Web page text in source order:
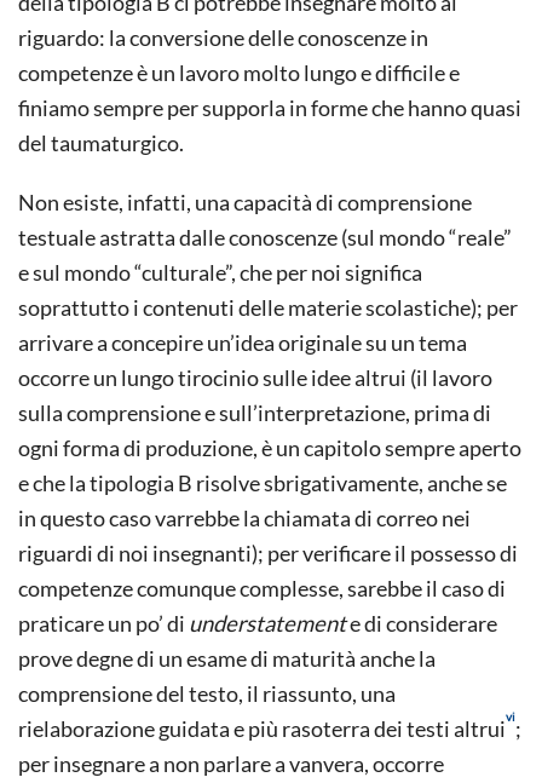
riguardo: la conversione delle conoscenze in
competenze è un lavoro molto lungo e difficile e
finiamo sempre per supporla in forme che hanno quasi
del taumaturgico.
Non esiste, infatti, una capacità di comprensione
testuale astratta dalle conoscenze (sul mondo “reale”
e sul mondo “culturale”, che per noi significa
soprattutto i contenuti delle materie scolastiche); per
arrivare a concepire un’idea originale su un tema
occorre un lungo tirocinio sulle idee altrui (il lavoro
sulla comprensione e sull’interpretazione, prima di
ogni forma di produzione, è un capitolo sempre aperto
e che la tipologia B risolve sbrigativamente, anche se
in questo caso varrebbe la chiamata di correo nei
riguardi di noi insegnanti); per verificare il possesso di
competenze comunque complesse, sarebbe il caso di
praticare un po’ di understatemente di considerare
prove degne di un esame di maturità anche la
comprensione del testo, il riassunto, una
rielaborazione guidata e più rasoterra dei testi altruivi;
per insegnare a non parlare a vanvera, occorre